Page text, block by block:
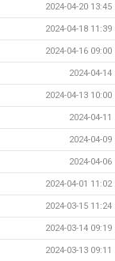
2024-04-20 13:45
2024-04-18 11:39
2024-04-16 09:00
2024-04-14
2024-04-13 10:00
2024-04-11
2024-04-09
2024-04-06
2024-04-01 11:02
2024-03-15 11:24
2024-03-14 09:19
2024-03-13 09:11